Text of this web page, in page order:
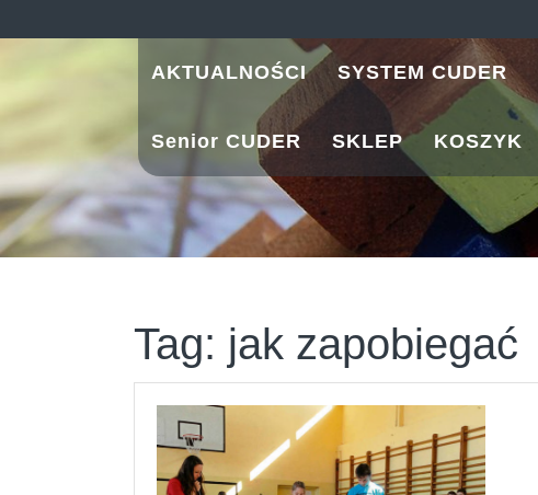
AKTUALNOŚCI SYSTEM CUDER
Senior CUDER SKLEP KOSZYK
Tag: jak zapobiegać